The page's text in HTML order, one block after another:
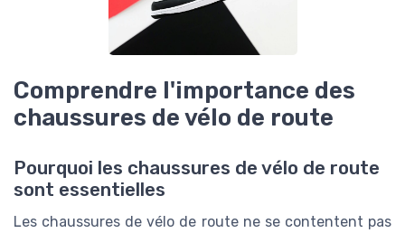
Comprendre l'importance des
chaussures de vélo de route
Pourquoi les chaussures de vélo de route
sont essentielles
Les chaussures de vélo de route ne se contentent pas